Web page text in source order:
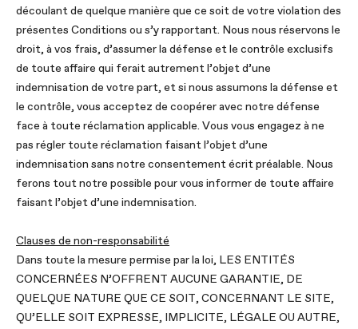
découlant de quelque manière que ce soit de votre violation des
présentes Conditions ou s’y rapportant. Nous nous réservons le
droit, à vos frais, d’assumer la défense et le contrôle exclusifs
de toute affaire qui ferait autrement l’objet d’une
indemnisation de votre part, et si nous assumons la défense et
le contrôle, vous acceptez de coopérer avec notre défense
face à toute réclamation applicable. Vous vous engagez à ne
pas régler toute réclamation faisant l’objet d’une
indemnisation sans notre consentement écrit préalable. Nous
ferons tout notre possible pour vous informer de toute affaire
faisant l’objet d’une indemnisation.
Clauses de non-responsabilité
Dans toute la mesure permise par la loi, LES ENTITÉS
CONCERNÉES N’OFFRENT AUCUNE GARANTIE, DE
QUELQUE NATURE QUE CE SOIT, CONCERNANT LE SITE,
QU’ELLE SOIT EXPRESSE, IMPLICITE, LÉGALE OU AUTRE,